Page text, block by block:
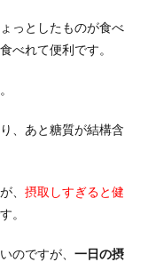
っとしたものが食べ
べれて便利です。
、あと糖質が結構含
、 摂取しすぎると健
。
のですが、 一日の摂